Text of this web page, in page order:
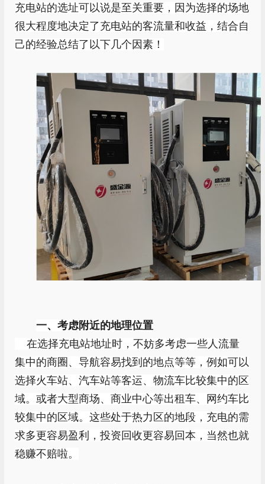
充电站的选址可以说是至关重要，因为选择的场地
很大程度地决定了充电站的客流量和收益，结合自
己的经验总结了以下几个因素！
一、考虑附近的地理位置
在选择充电站地址时，不妨多考虑一些人流量
集中的商圈、导航容易找到的地点等等，例如可以
选择火车站、汽车站等客运、物流车比较集中的区
域。或者大型商场、商业中心等出租车、网约车比
较集中的区域。这些处于热力区的地段，充电的需
求多更容易盈利，投资回收更容易回本，当然也就
稳赚不赔啦。